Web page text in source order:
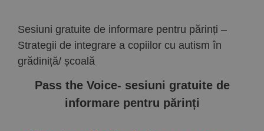
Parteneri
Sesiuni gratuite de informare pentru părinți –
Strategii de integrare a copiilor cu autism în
grădiniță/ școală
Pass the Voice- sesiuni gratuite de
informare pentru părinți